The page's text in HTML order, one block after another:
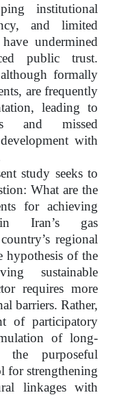
institutional
and limited
undermined
public trust.
formally
are frequently
leading to
and missed
with
study seeks to
What are the
for achieving
in Iran’s gas
regional
hypothesis of the
sustainable
requires more
barriers. Rather,
of participatory
of long-
the purposeful
for strengthening
linkages with